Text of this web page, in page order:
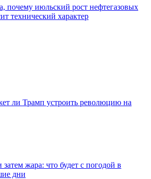
почему июльский рост нефтегазовых
технический характер
ли Трамп устроить революцию на
затем жара: что будет с погодой в
дни